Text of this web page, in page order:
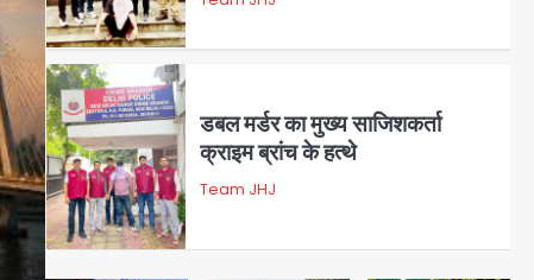
4
क्राइम ब्रांच के हत्थे
राजस्थान से गिरफ्तार